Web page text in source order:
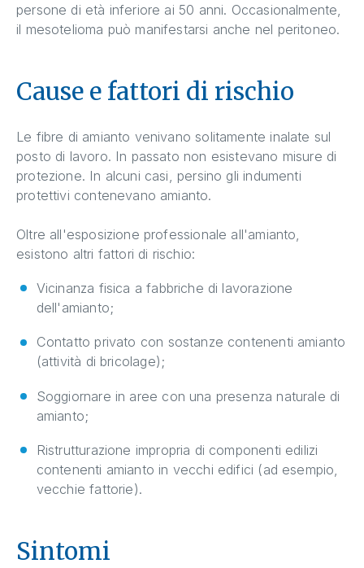
persone di età inferiore ai 50 anni. Occasionalmente,
il mesotelioma può manifestarsi anche nel peritoneo.
Cause e fattori di rischio
Le fibre di amianto venivano solitamente inalate sul
posto di lavoro. In passato non esistevano misure di
protezione. In alcuni casi, persino gli indumenti
protettivi contenevano amianto.
Oltre all'esposizione professionale all'amianto,
esistono altri fattori di rischio:
Vicinanza fisica a fabbriche di lavorazione
dell'amianto;
Contatto privato con sostanze contenenti amianto
(attività di bricolage);
Soggiornare in aree con una presenza naturale di
amianto;
Ristrutturazione impropria di componenti edilizi
contenenti amianto in vecchi edifici (ad esempio,
vecchie fattorie).
Sintomi